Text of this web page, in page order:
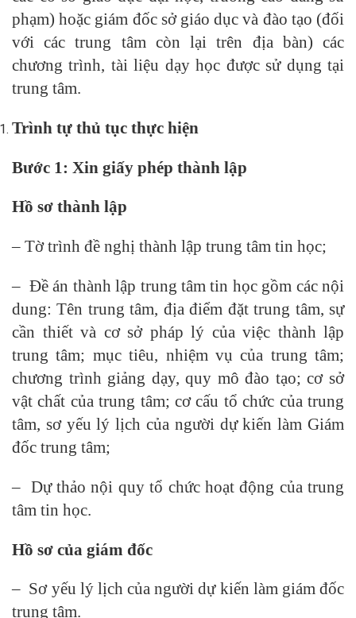
phạm) hoặc giám đốc sở giáo dục và đào tạo (đối
với các trung tâm còn lại trên địa bàn) các
chương trình, tài liệu dạy học được sử dụng tại
trung tâm.
Trình tự thủ tục thực hiện
Bước 1: Xin giấy phép thành lập
Hồ sơ thành lập
– Tờ trình đề nghị thành lập trung tâm tin học;
– Đề án thành lập trung tâm tin học gồm các nội
dung: Tên trung tâm, địa điểm đặt trung tâm, sự
cần thiết và cơ sở pháp lý của việc thành lập
trung tâm; mục tiêu, nhiệm vụ của trung tâm;
chương trình giảng dạy, quy mô đào tạo; cơ sở
vật chất của trung tâm; cơ cấu tổ chức của trung
tâm, sơ yếu lý lịch của người dự kiến làm Giám
đốc trung tâm;
– Dự thảo nội quy tổ chức hoạt động của trung
tâm tin học.
Hồ sơ của giám đốc
– Sơ yếu lý lịch của người dự kiến làm giám đốc
trung tâm.